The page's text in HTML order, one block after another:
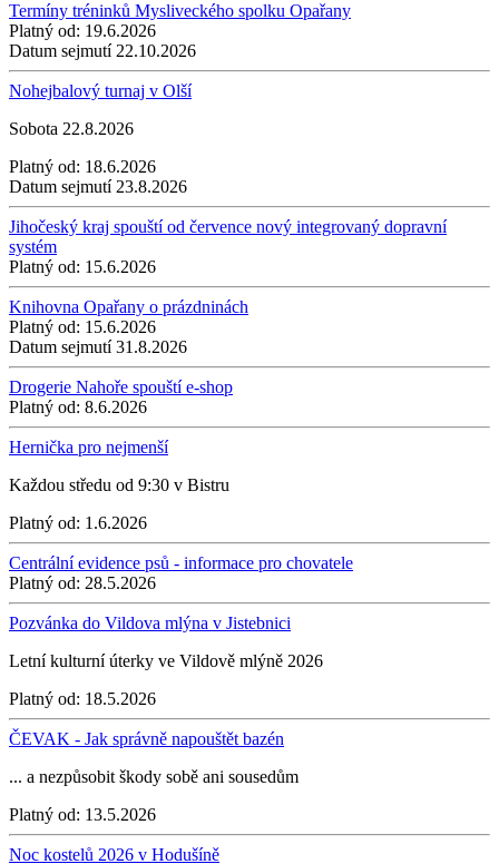
Termíny tréninků Mysliveckého spolku Opařany
Platný od: 19.6.2026
Datum sejmutí22.10.2026
Nohejbalový turnaj v Olší
Sobota 22.8.2026
Platný od: 18.6.2026
Datum sejmutí23.8.2026
Jihočeský kraj spouští od července nový integrovaný dopravní
systém
Platný od: 15.6.2026
Knihovna Opařany o prázdninách
Platný od: 15.6.2026
Datum sejmutí31.8.2026
Drogerie Nahoře spouští e-shop
Platný od: 8.6.2026
Hernička pro nejmenší
Každou středu od 9:30 v Bistru
Platný od: 1.6.2026
Centrální evidence psů - informace pro chovatele
Platný od: 28.5.2026
Pozvánka do Vildova mlýna v Jistebnici
Letní kulturní úterky ve Vildově mlýně 2026
Platný od: 18.5.2026
ČEVAK - Jak správně napouštět bazén
... a nezpůsobit škody sobě ani sousedům
Platný od: 13.5.2026
Noc kostelů 2026 v Hodušíně